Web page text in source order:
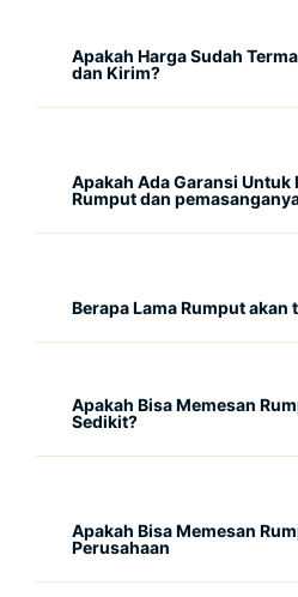
Apakah Harga Sudah
dan Kirim?
Apakah Ada Garansi Untuk
Rumput dan
Berapa Lama Rumput akan
Apakah Bisa Memesan
Sedikit?
Apakah Bisa Memesan
Perusahaan